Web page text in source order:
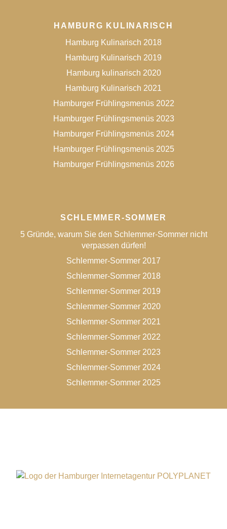
HAMBURG KULINARISCH
Hamburg Kulinarisch 2018
Hamburg Kulinarisch 2019
Hamburg kulinarisch 2020
Hamburg Kulinarisch 2021
Hamburger Frühlingsmenüs 2022
Hamburger Frühlingsmenüs 2023
Hamburger Frühlingsmenüs 2024
Hamburger Frühlingsmenüs 2025
Hamburger Frühlingsmenüs 2026
SCHLEMMER-SOMMER
5 Gründe, warum Sie den Schlemmer-Sommer nicht
verpassen dürfen!
Schlemmer-Sommer 2017
Schlemmer-Sommer 2018
Schlemmer-Sommer 2019
Schlemmer-Sommer 2020
Schlemmer-Sommer 2021
Schlemmer-Sommer 2022
Schlemmer-Sommer 2023
Schlemmer-Sommer 2024
Schlemmer-Sommer 2025